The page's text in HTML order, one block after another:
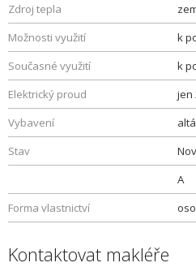
Zdroj tepla
Možnosti využití
k
Současné využití
k
Elektrický proud
jen
Vybavení
Stav
A
Forma vlastnictví
Kontaktovat makléře